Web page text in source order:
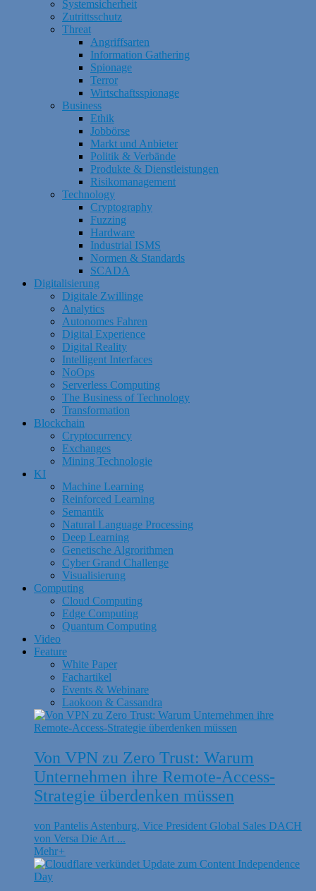
Systemsicherheit
Zutrittsschutz
Threat
Angriffsarten
Information Gathering
Spionage
Terror
Wirtschaftsspionage
Business
Ethik
Jobbörse
Markt und Anbieter
Politik & Verbände
Produkte & Dienstleistungen
Risikomanagement
Technology
Cryptography
Fuzzing
Hardware
Industrial ISMS
Normen & Standards
SCADA
Digitalisierung
Digitale Zwillinge
Analytics
Autonomes Fahren
Digital Experience
Digital Reality
Intelligent Interfaces
NoOps
Serverless Computing
The Business of Technology
Transformation
Blockchain
Cryptocurrency
Exchanges
Mining Technologie
KI
Machine Learning
Reinforced Learning
Semantik
Natural Language Processing
Deep Learning
Genetische Algrorithmen
Cyber Grand Challenge
Visualisierung
Computing
Cloud Computing
Edge Computing
Quantum Computing
Video
Feature
White Paper
Fachartikel
Events & Webinare
Laokoon & Cassandra
Von VPN zu Zero Trust: Warum
Unternehmen ihre Remote-Access-
Strategie überdenken müssen
von Pantelis Astenburg, Vice President Global Sales DACH
von Versa Die Art ...
Mehr+